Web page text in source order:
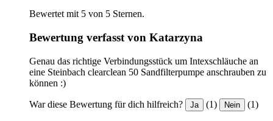
Bewertet mit 5 von 5 Sternen.
Bewertung verfasst von Katarzyna
Genau das richtige Verbindungsstück um Intexschläuche an
eine Steinbach clearclean 50 Sandfilterpumpe anschrauben zu
können :)
War diese Bewertung für dich hilfreich? Ja (1) Nein (1)